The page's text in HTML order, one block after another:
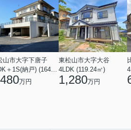
山市大字下唐子
万円
東松山市大字大谷
4LDK (119.24㎡)
1,280万円